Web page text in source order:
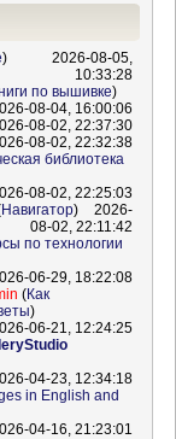
)
2026-08-05,
10:33:28
по вышивке)
08-04, 16:00:06
08-02, 22:37:30
08-02, 22:32:38
библиотека
08-02, 22:25:03
Навигатор)
2026-
08-02, 22:11:42
по технологии
06-29, 18:22:08
(Как
)
06-21, 12:24:25
04-23, 12:34:18
in English and
04-16, 21:23:01